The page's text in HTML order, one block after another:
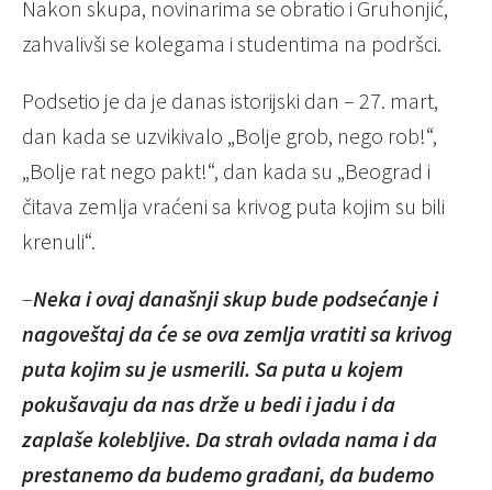
Nakon skupa, novinarima se obratio i Gruhonjić,
zahvalivši se kolegama i studentima na podršci.
Podsetio je da je danas istorijski dan – 27. mart,
dan kada se uzvikivalo „Bolje grob, nego rob!“,
„Bolje rat nego pakt!“, dan kada su „Beograd i
čitava zemlja vraćeni sa krivog puta kojim su bili
krenuli“.
–Neka i ovaj današnji skup bude podsećanje i
nagoveštaj da će se ova zemlja vratiti sa krivog
puta kojim su je usmerili. Sa puta u kojem
pokušavaju da nas drže u bedi i jadu i da
zaplaše kolebljive. Da strah ovlada nama i da
prestanemo da budemo građani, da budemo